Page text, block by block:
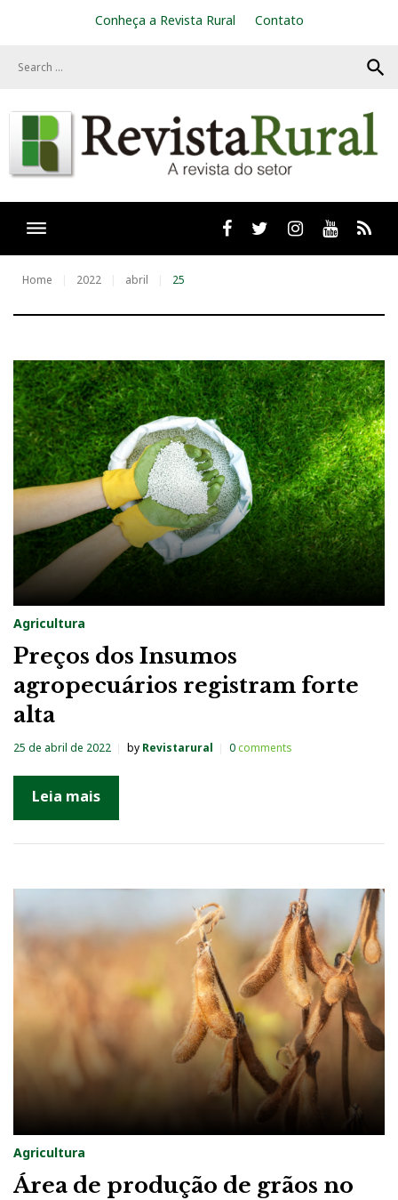
Conheça a Revista Rural Contato
search
Facebooktwitter Instagram
Youtube
Home 2022 abril 25
D
i
a
:
2
5
d
e
a
b
r
i
l
d
e
2
2
Agricultura
Preços dos Insumos
agropecuários registram forte
alta
25 de abril de 2022 by Revistarural 0comments
Leia mais
Agricultura
Área de produção de grãos no